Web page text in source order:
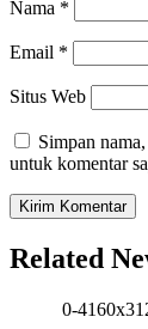
Nama *
Email *
Situs Web
Simpan
untuk komentar
Related
0-